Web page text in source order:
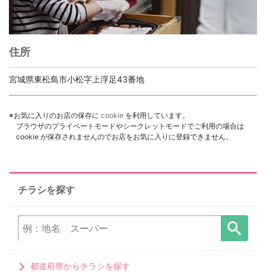
住所
宮城県東松島市小松字上浮足43番地
※お気に入りのお店の保存に cookie を利用しています。
ブラウザのプライベートモードやシークレットモードでご利用の場合は
cookie が保存されませんのでお店をお気に入りに登録できません。
チラシを探す
都道府県からチラシを探す